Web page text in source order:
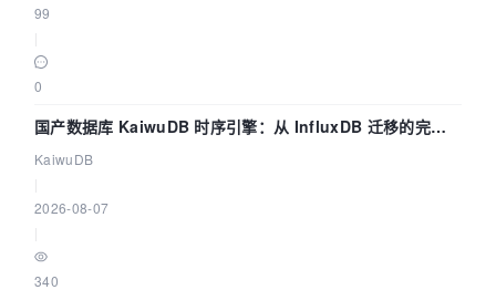
99
0
国产数据库 KaiwuDB 时序引擎：从 InfluxDB 迁移的完整
技术路径
KaiwuDB
2026-08-07
340